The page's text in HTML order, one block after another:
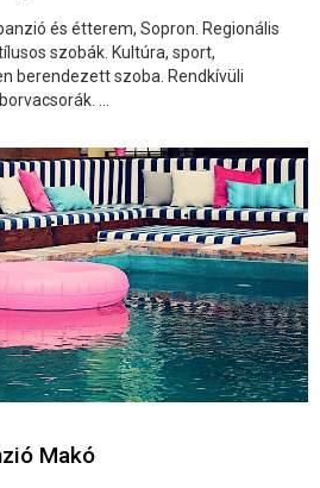
és étterem, Sopron. Regionális
szobák. Kultúra, sport,
berendezett szoba. Rendkívüli
...
Makó